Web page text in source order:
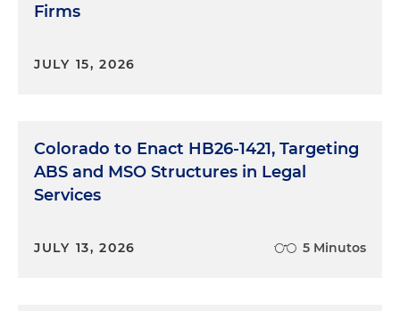
Firms
JULY 15, 2026
Colorado to Enact HB26-1421, Targeting
ABS and MSO Structures in Legal
Services
JULY 13, 2026 5 Minutos